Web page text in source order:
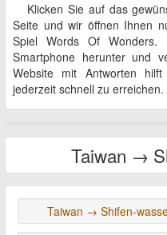
Klicken Sie auf das
Seite und wir öffnen Ihnen
Spiel Words Of
Smartphone herunter und
Website mit Antworten
jederzeit schnell zu erreichen.
Taiwan →
Taiwan → Shifen-